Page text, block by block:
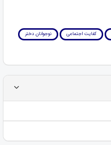
کفایت اجتماعی نوجوانان دختر